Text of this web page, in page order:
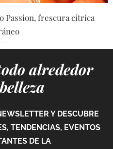
Passion, frescura cítrica
alrededor
Y DESCUBRE
TENDENCIAS, EVENTOS
DE LA